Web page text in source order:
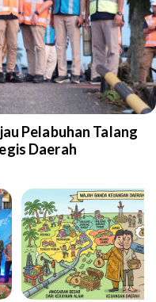
Pelabuhan Talang
Daerah